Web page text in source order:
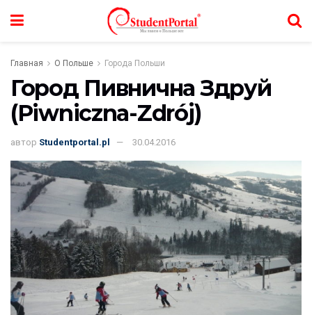
Главная О Польше Города Польши
Город Пивнична Здруй
(Piwniczna-Zdrój)
автор Studentportal.pl 30.04.2016